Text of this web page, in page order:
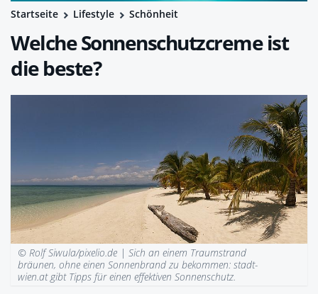
Startseite Lifestyle Schönheit
Welche Sonnenschutzcreme ist
die beste?
© Rolf Siwula/pixelio.de | Sich an einem Traumstrand
bräunen, ohne einen Sonnenbrand zu bekommen: stadt-
wien.at gibt Tipps für einen effektiven Sonnenschutz.